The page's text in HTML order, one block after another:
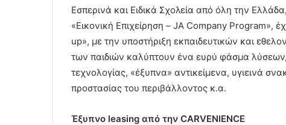
Εσπερινά και Ειδικά Σχολεία από όλη την
«Εικονική Επιχείρηση – JA Company Program»,
up», με την υποστήριξη εκπαιδευτικών και
των παιδιών καλύπτουν ένα ευρύ φάσμα
τεχνολογίας, «έξυπνα» αντικείμενα, υγιεινά
προστασίας του περιβάλλοντος κ.α.
Έξυπνο leasing από την CARVENIENCE